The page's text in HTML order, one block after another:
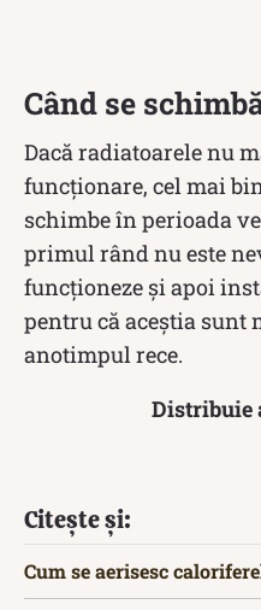
Când se
Dacă radiatoarele nu
funcționare, cel mai
schimbe în perioada
primul rând nu este
funcționeze și apoi
pentru că aceștia
anotimpul rece.
Distribuie
Citește și:
Cum se aerisesc